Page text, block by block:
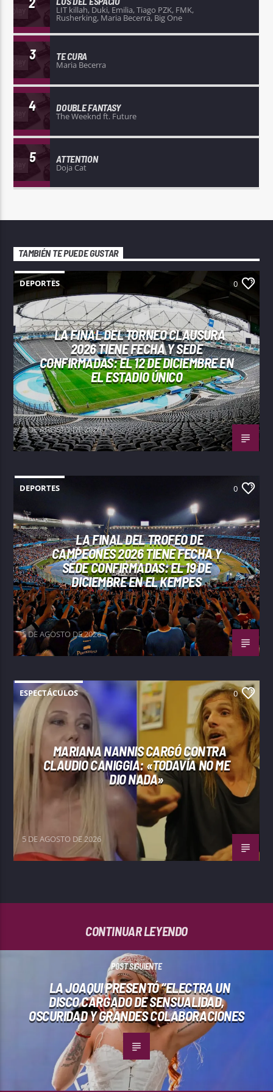
LIT killah, Duki, Emilia, Tiago PZK, FMK,
Rusherking, Maria Becerra, Big One
3 TE CURA
Maria Becerra
4 DOUBLE FANTASY
The Weeknd ft. Future
5 ATTENTION
Doja Cat
TAMBIÉN TE PUEDE GUSTAR
DEPORTES 0
LA FINAL DEL TORNEO CLAUSURA
2026 TIENE FECHA Y SEDE
CONFIRMADAS: EL 12 DE DICIEMBRE EN
EL ESTADIO ÚNICO
5 DE AGOSTO DE 2026
DEPORTES 0
LA FINAL DEL TROFEO DE
CAMPEONES 2026 TIENE FECHA Y
SEDE CONFIRMADAS: EL 19 DE
DICIEMBRE EN EL KEMPES
5 DE AGOSTO DE 2026
ESPECTÁCULOS 0
MARIANA NANNIS CARGÓ CONTRA
CLAUDIO CANIGGIA: «TODAVÍA NO ME
DIO NADA»
5 DE AGOSTO DE 2026
CONTINUAR LEYENDO
POST SIGUIENTE
LA JOAQUI PRESENTÓ “ELECTRA UN
DISCO CARGADO DE SENSUALIDAD,
OSCURIDAD Y GRANDES COLABORACIONES